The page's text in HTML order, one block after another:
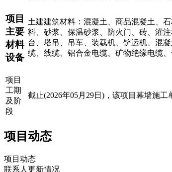
项目
主要
材料
设备
土建建筑材料：混凝土、商品混凝土、
料、砂浆、保温砂浆、防火门、砖、灌
台、塔吊、吊车、装载机、铲运机、混
缆、线缆、铝合金电缆、矿物绝缘电缆
项目
工期
及阶
段
截止(2026年05月29日)，该项目幕墙施
项目动态
项目动态
联系人更新情况